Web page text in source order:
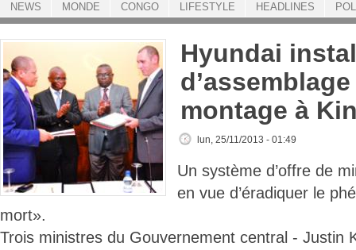
ACCUEIL
Hyundai
montage à
lun, 25/11/2013 - 01:49
Un système d’offre de
en vue d’éradiquer le
mort».
Trois ministres du Gouvernement central - Justin
NEWS MONDE CONGO LIFESTYLE HEADLINES